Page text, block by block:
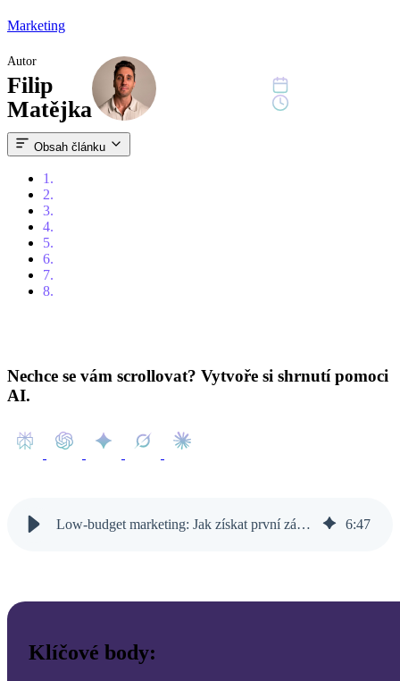
Marketing
Autor
Filip
Matějka
Obsah článku
1.
2.
3.
4.
5.
6.
7.
8.
Nechce se vám scrollovat? Vytvoře si shrnutí pomoci
AI.
Low-budget marketing: Jak získat první zákazníky bez vysokých nákladů 6:47
Klíčové body: